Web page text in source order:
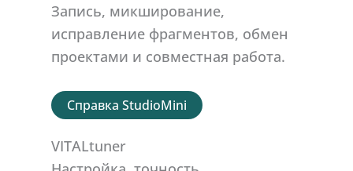
Запись, микширование,
исправление фрагментов, обмен
проектами и совместная работа.
Справка StudioMini
VITALtuner